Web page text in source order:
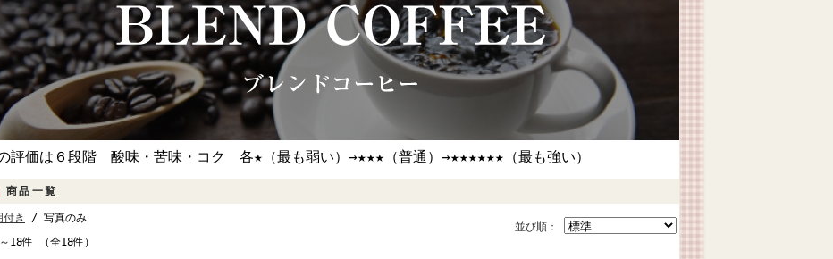
評価は６段階 酸味・苦味・コク 各★（最も弱い）→★★★（普通）→★★★★★★（最も強い）
商品一覧
並び順：
付き
/ 写真のみ
18件 （全18件）